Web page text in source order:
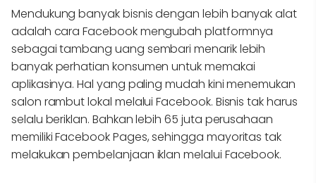
Mendukung banyak bisnis dengan lebih banyak alat
adalah cara Facebook mengubah platformnya
sebagai tambang uang sembari menarik lebih
banyak perhatian konsumen untuk memakai
aplikasinya. Hal yang paling mudah kini menemukan
salon rambut lokal melalui Facebook. Bisnis tak harus
selalu beriklan. Bahkan lebih 65 juta perusahaan
memiliki Facebook Pages, sehingga mayoritas tak
melakukan pembelanjaan iklan melalui Facebook.